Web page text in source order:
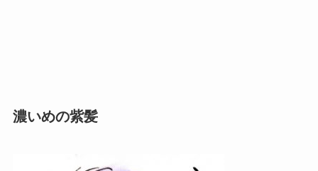
濃いめの紫髪